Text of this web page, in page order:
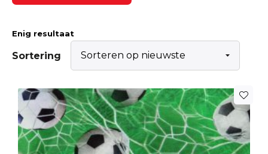
Enig resultaat
Sortering